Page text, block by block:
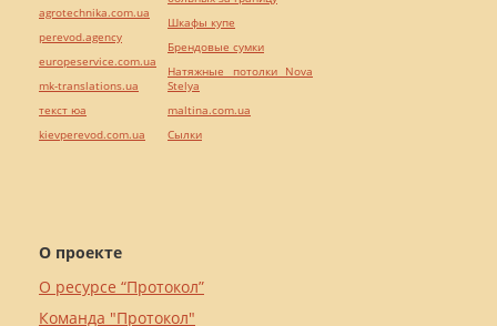
О проекте
О ресурсе “Протокол”
Команда "Протокол"
agrotechnika.com.ua
perevod.agency
europeservice.com.ua
mk-translations.ua
текст юа
kievperevod.com.ua
Шкафы купе
Брендовые сумки
Натяжные потолки Nova
Stelya
maltina.com.ua
Cылки